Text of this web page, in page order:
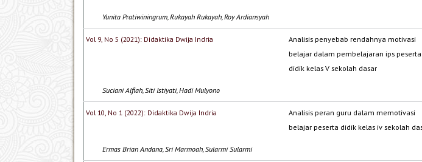
Yunita Pratiwiningrum, Rukayah Rukayah, Roy Ardiansyah
Vol 9, No 5 (2021): Didaktika Dwija Indria
Analisis penyebab rendahnya motivasi
belajar dalam pembelajaran ips peserta
didik kelas V sekolah dasar
Suciani Alfiah, Siti Istiyati, Hadi Mulyono
Vol 10, No 1 (2022): Didaktika Dwija Indria
Analisis peran guru dalam memotivasi
belajar peserta didik kelas iv sekolah
Ermas Brian Andana, Sri Marmoah, Sularmi Sularmi